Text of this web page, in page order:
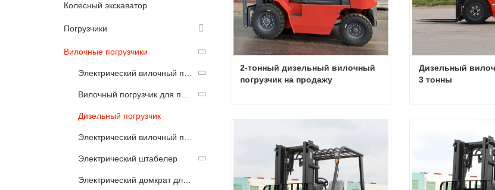
Колесный экскаватор
Погрузчики
Вилочные погрузчики
Дизельный погрузчик
Электрический штабелер
2-тонный дизельный вилочный
погрузчик на продажу
Дизельный
3 тонны
Связаться сейчас